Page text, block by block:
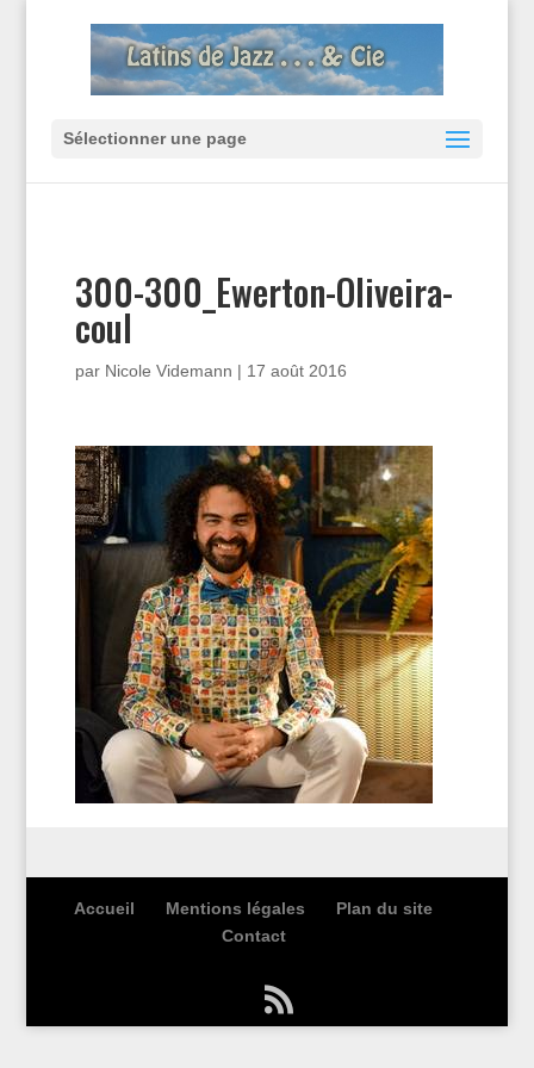
Sélectionner une page
300-300_Ewerton-Oliveira-
coul
par Nicole Videmann | 17 août 2016
Accueil Mentions légales
Plan du site
Contact